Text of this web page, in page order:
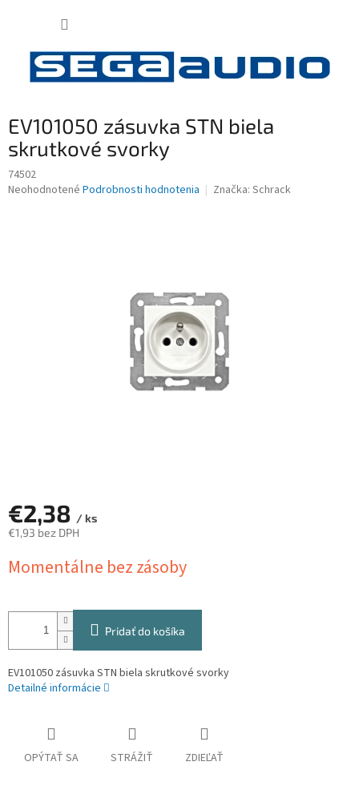
EV101050 zásuvka STN biela
skrutkové svorky
74502
Priemerné
Neohodnotené Podrobnosti hodnotenia Značka: Schrack
€2,38 / ks
€1,93 bez DPH
cena:
Momentálne bez zásoby
Pridať do košíka
EV101050 zásuvka STN biela skrutkové svorky
Detailné informácie
OPÝTAŤ SA STRÁŽIŤ ZDIEĽAŤ